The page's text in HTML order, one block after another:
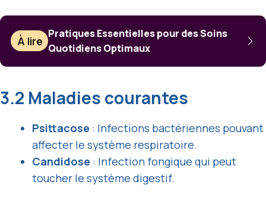
À lire
Pratiques Essentielles pour des Soins
Quotidiens Optimaux
3.2 Maladies courantes
Psittacose : Infections bactériennes pouvant
affecter le système respiratoire.
Candidose : Infection fongique qui peut
toucher le système digestif.